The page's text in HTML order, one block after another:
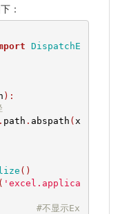
：
DispatchE
):
. path . abspath ( x
()
( 'excel.applica
#不显示Ex